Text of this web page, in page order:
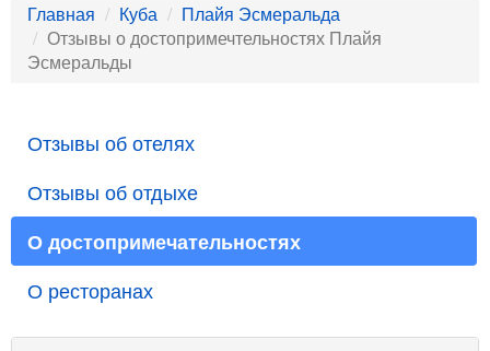
Главная Куба
Плайя Эсмеральда
Отзывы о достопримечтельностях Плайя
Эсмеральды
Отзывы об отелях
Отзывы об отдыхе
О достопримечательностях
О ресторанах